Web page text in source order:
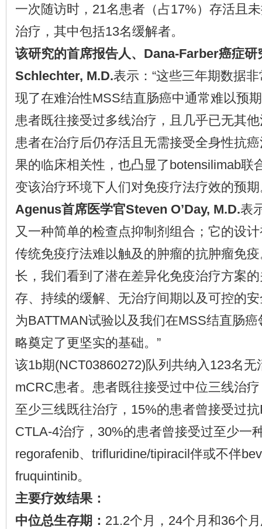
一次随访时，21名患者（占17%）存活且
治疗，其中包括13名缓解者。
该研究的首席报告人、Dana-Farber癌症
Schlechter, M.D.表示：“这些三年期数据
现了在难治性MSS结直肠癌中通常难以预
患者既往接受过多线治疗，且几乎已无其
患者在治疗后仍存活且无需接受全身性抗
果的临床相关性，也凸显了botensilimab联
变该治疗环境下人们对免疫疗法疗效的预期
Agenus首席医学官Steven O’Day, M.D.表
又一种简单的检查点抑制剂组合；它的设
传统免疫疗法难以触及的肿瘤的抗肿瘤免
长，我们看到了潜在差异化免疫治疗方案
存、持续的缓解、无治疗间期以及可控的
为BATTMAN试验以及我们在MSS结直肠
略奠定了更坚实的基础。”
该1b期(NCT03860272)队列共纳入123名
mCRC患者。患者既往接受过中位三线治
至少三线既往治疗，15%的患者曾接受过
CTLA-4治疗，30%的患者曾接受过至少一
regorafenib、trifluridine/tipiracil伴或不伴
fruquintinib。
主要疗效结果：
中位总生存期： 21.2个月，24个月和36个